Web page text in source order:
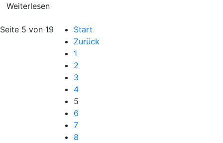
Weiterlesen
Seite 5 von 19
Start
Zurück
1
2
3
4
5
6
7
8